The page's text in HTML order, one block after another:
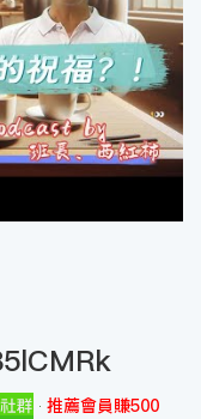
推薦會員賺500